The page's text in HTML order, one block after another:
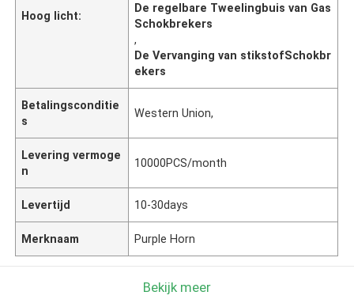
Hoog licht:
De regelbare Tweelingbuis van Gas
Schokbrekers
,
De Vervanging van stikstofSchokbr
ekers
Betalingsconditie
s
Western Union,
Levering vermoge
n
10000PCS/month
Levertijd 10-30days
Merknaam Purple Horn
Bekijk meer